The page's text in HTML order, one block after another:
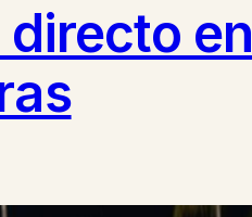
directo en